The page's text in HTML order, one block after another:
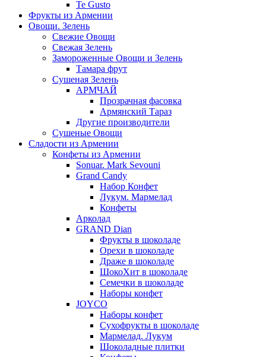
Te Gusto
Фрукты из Армении
Овощи. Зелень
Свежие Овощи
Свежая Зелень
Замороженные Овощи и Зелень
Тамара фрут
Сушеная Зелень
АРМЧАЙ
Прозрачная фасовка
Армянский Тараз
Другие производители
Сушеные Овощи
Сладости из Армении
Конфеты из Армении
Sonuar. Mark Sevouni
Grand Candy
Набор Конфет
Лукум. Мармелад
Конфеты
Арколад
GRAND Dian
Фрукты в шоколаде
Орехи в шоколаде
Драже в шоколаде
ШокоХит в шоколаде
Семечки в шоколаде
Наборы конфет
JOYCO
Наборы конфет
Сухофрукты в шоколаде
Мармелад. Лукум
Шоколадные плитки